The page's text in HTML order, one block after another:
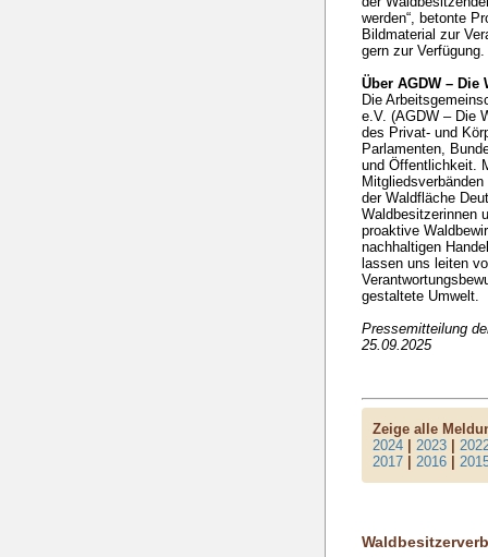
werden“, betonte
Bildmaterial zur
gern zur Verfügung.
Über AGDW – Die
Die
e.V. (AGDW – Die
des Privat- und
Parlamenten,
und Öffentlichkeit.
der Waldfläche
Waldbesitzerinnen
proaktive
nachhaltigen
lassen uns leiten
gestaltete Umwelt.
Pressemitteilung
25.09.2025
Zeige alle
2024 |2023 |
2017 |2016 |